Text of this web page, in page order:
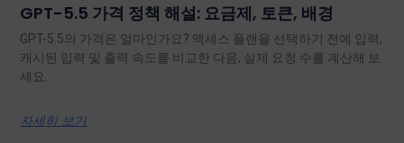
GPT-5.5 가격 정책 해설: 요금제, 토큰, 배경
GPT-5.5의 가격은 얼마인가요? 액세스 플랜을 선택하기 전에 입력,
캐시된 입력 및 출력 속도를 비교한 다음, 실제 요청 수를 계산해 보
세요.
자세히 보기